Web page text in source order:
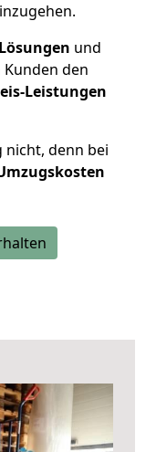
und
den
Leistungen
denn bei